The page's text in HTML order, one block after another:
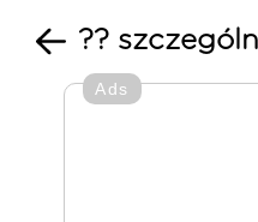
??
Ads